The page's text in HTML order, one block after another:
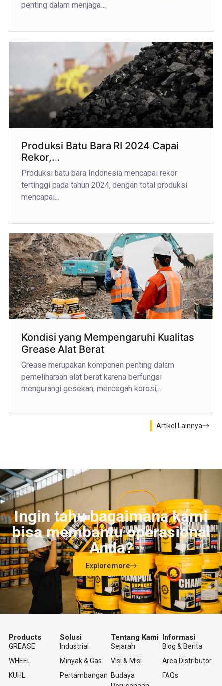
penting dalam menjaga…
Produksi Batu Bara RI 2024 Capai
Rekor,...
Produksi batu bara Indonesia mencapai rekor
tertinggi pada tahun 2024, dengan total produksi
mencapai…
Kondisi yang Mempengaruhi Kualitas
Grease Alat Berat
Grease merupakan komponen penting dalam
pemeliharaan alat berat karena berfungsi
mengurangi gesekan, mencegah korosi,…
Artikel Lainnya
Ingin tahu bagaimana kami
bisa membantu operasional
Anda?
Explore more
Products
GREASE
WHEEL
KUHL
Solusi
Industrial
Minyak & Gas
Pertambangan
Tentang Kami
Sejarah
Visi & Misi
Budaya
Informasi
Blog & Berita
Area Distributor
FAQs